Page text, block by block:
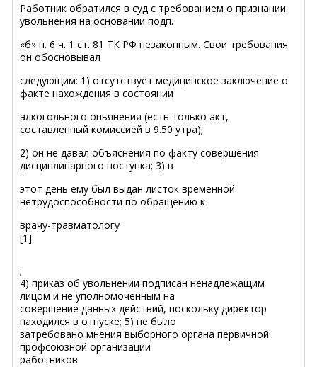
Работник обратился в суд с требованием о признании
увольнения на основании подп.
«б» п. 6 ч. 1 ст. 81 ТК РФ незаконным. Свои требования
он обосновывал
следующим: 1) отсутствует медицинское заключение о
факте нахождения в состоянии
алкогольного опьянения (есть только акт,
составленный комиссией в 9.50 утра);
2) он не давал объяснения по факту совершения
дисциплинарного поступка; 3) в
этот день ему был выдан листок временной
нетрудоспособности по обращению к
врачу-травматологу
[1]
;
4) приказ об увольнении подписан ненадлежащим
лицом и не уполномоченным на
совершение данных действий, поскольку директор
находился в отпуске; 5) не было
затребовано мнения выборного органа первичной
профсоюзной организации
работников.